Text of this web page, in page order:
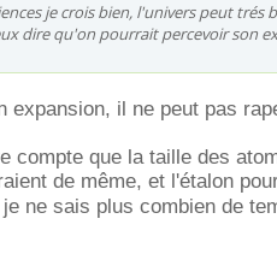
je crois bien, l'univers peut
dire qu'on pourrait percevoir son
expansion, il ne peut pas
compte que la taille des
de même, et l'étalon
ne sais plus combien de